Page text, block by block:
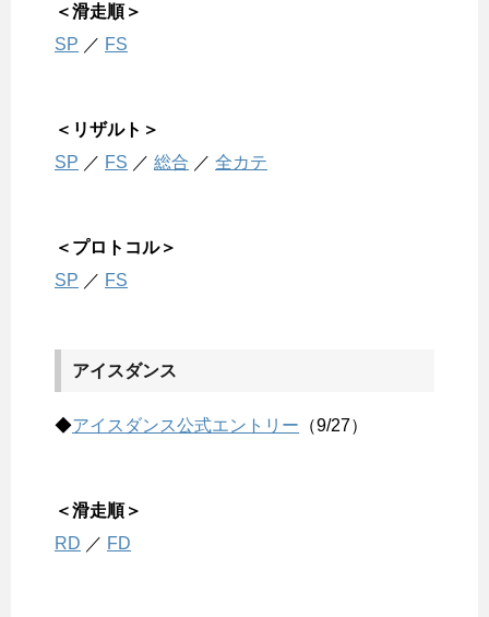
＜滑走順＞
SP ／ FS
＜リザルト＞
SP ／ FS ／ 総合 ／ 全カテ
＜プロトコル＞
SP ／ FS
アイスダンス
◆アイスダンス公式エントリー （9/27）
＜滑走順＞
RD ／ FD